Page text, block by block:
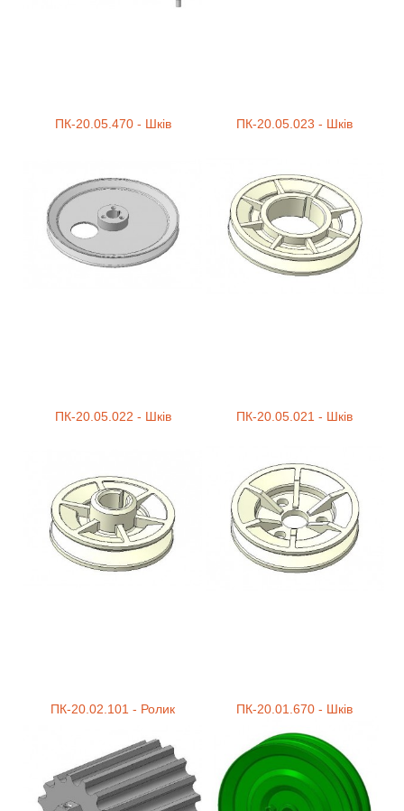
ПК-20.05.470 - Шків ПК-20.05.023 - Шків
ПК-20.05.022 - Шків ПК-20.05.021 - Шків
ПК-20.02.101 - Ролик ПК-20.01.670 - Шків